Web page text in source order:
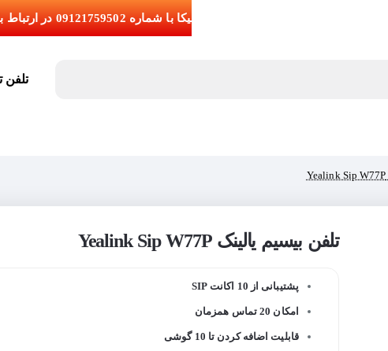
تلفن
تلفن بیسیم یالینک Yealink Sip W77P
پشتیبانی از 10 اکانت SIP
امکان 20 تماس همزمان
قابلیت اضافه کردن تا 10 گوشی